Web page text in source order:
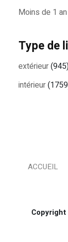
Moins de 1 an
Type de
extérieur
intérieur
ACCUEIL